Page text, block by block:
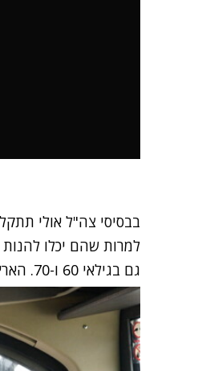
בבסיסי צה"ל אולי
למרות שהם יכלו
גם בגילאי 60 ו-70. הארץ הטובה: סדרת כתבות מיוחדת במהדורה המרכזית.